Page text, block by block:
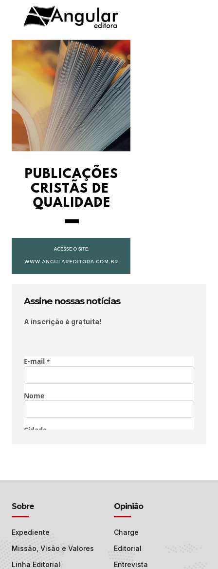
Assine nossas notícias
A inscrição é gratuita!
Sobre
Expediente
Missão, Visão e Valores
Linha Editorial
Opinião
Charge
Editorial
Entrevista